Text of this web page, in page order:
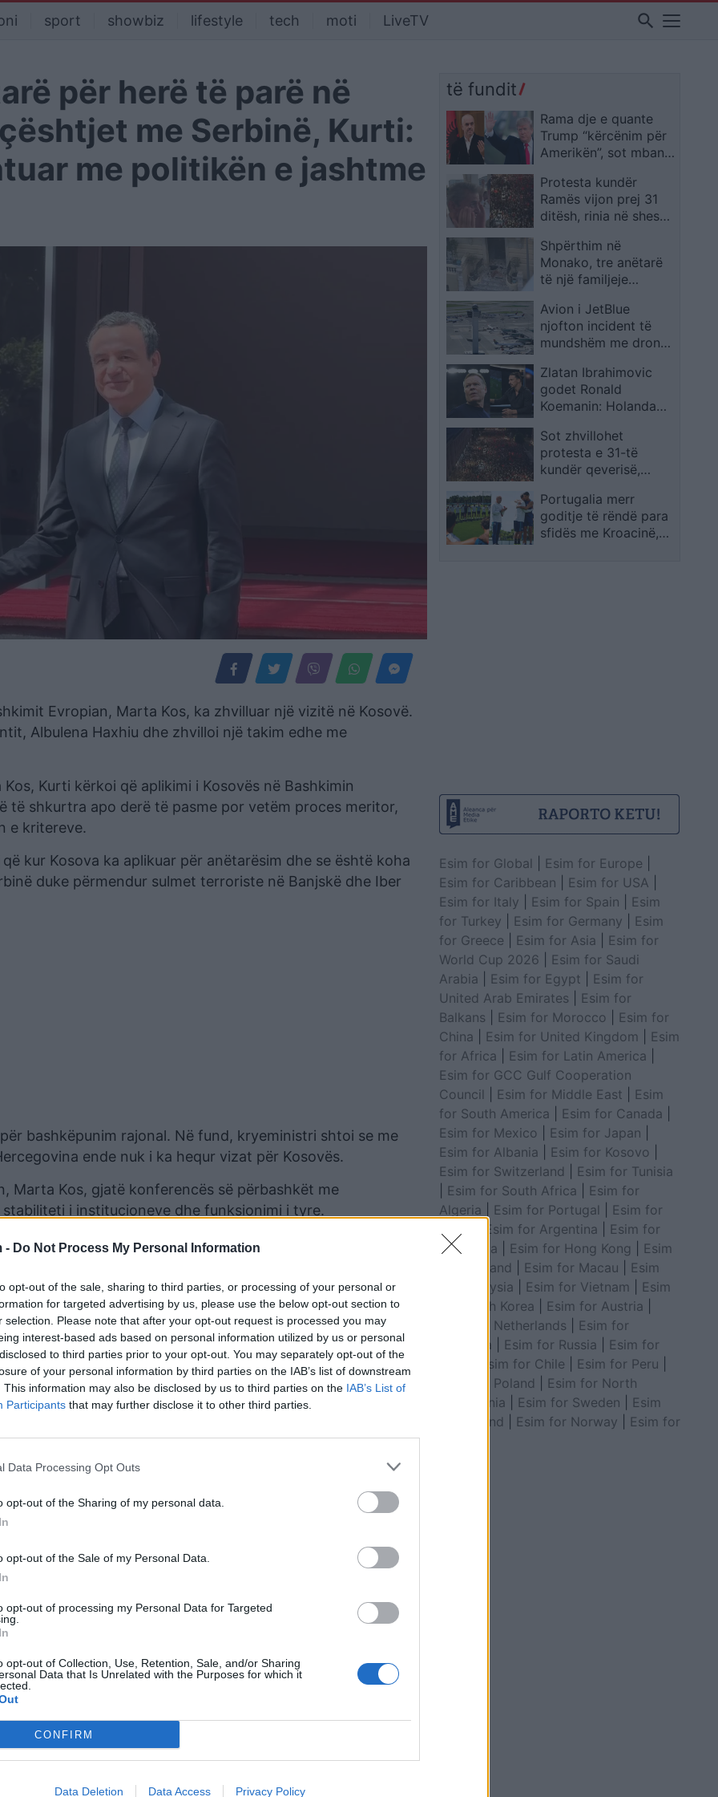
- Do Not Process My Personal Information
opt-out of the sale, sharing to third parties, or processing of your personal or
for targeted advertising by us, please use the below opt-out section to
selection. Please note that after your opt-out request is processed you may
interest-based ads based on personal information utilized by us or personal
to third parties prior to your opt-out. You may separately opt-out of the
of your personal information by third parties on the IAB’s list of downstream
This information may also be disclosed by us to third parties on the IAB’s List of
Participants that may further disclose it to other third parties.
Data Processing Opt Outs
opt-out of the Sharing of my personal data.
opt-out of the Sale of my Personal Data.
opt-out of processing my Personal Data for Targeted
opt-out of Collection, Use, Retention, Sale, and/or Sharing
Data that Is Unrelated with the Purposes for which it
CONFIRM
Data Deletion Data Access Privacy Policy
sport showbiz lifestyle tech moti LiveTV search
për herë të parë në
me Serbinë, Kurti:
me politikën e jashtme
Evropian, Marta Kos, ka zhvilluar një vizitë në Kosovë.
Albulena Haxhiu dhe zhvilloi një takim edhe me
Kurti kërkoi që aplikimi i Kosovës në Bashkimin
të shkurtra apo derë të pasme por vetëm proces meritor,
e kritereve.
kur Kosova ka aplikuar për anëtarësim dhe se është koha
duke përmendur sulmet terroriste në Banjskë dhe Iber
bashkëpunim rajonal. Në fund, kryeministri shtoi se me
ende nuk i ka hequr vizat për Kosovës.
Marta Kos, gjatë konferencës së përbashkët me
i institucioneve dhe funksionimi i tyre.
të BE është një mbështetje e rëndësishme për
në të ardhmen europiane të Kosovës.
kur ajo e mori detyrën në Komisionin Evropian, më 1
shtetet e tjera të përfshira në procesin e zgjerimit të
ashtu edhe në Partneritetin Lindor, disa prej tyre edhe më
will close the first three
për Zgjerim e Bashkimit
të Martë” për të gjithë
duke u shprehur se
të mbyllë tre kapitujt e parë
të fundit
Rama dje e quante
Trump “kërcënim për
Amerikën”, sot mban
protestave 31-ditore
Protesta kundër
Ramës vijon prej 31
ditësh, rinia në shesh
shpërthen në lot teksa
i mbështet
Shpërthim në
Monako, tre anëtarë
të një familjeje
plagosur; autoritetet
verifikojnë pistën
terroriste
Avion i JetBlue
njofton incident të
mundshëm me dron
në JFK
Zlatan Ibrahimovic
godet Ronald
Koemanin: Holanda
identitetin e saj
Sot zhvillohet
protesta e 31-të
kundër qeverisë,
largimin e
panegociueshëm të
Edi Ramës
Portugalia merr
goditje të rëndë para
sfidës me Kroacinë,
Esim for Global Esim for Europe
Esim for Caribbean
Esim for USA
Esim for Italy
Esim for Spain
Esim
for Turkey
Esim for Germany
Esim
for Greece
Esim for Asia
Esim for
World Cup 2026
Esim for Saudi
Arabia
Esim for Egypt
Esim for
United Arab Emirates
Esim for
Balkans
Esim for Morocco
Esim for
China
Esim for United Kingdom
Esim
for Africa
Esim for Latin America
Esim for GCC Gulf Cooperation
Council
Esim for Middle East
Esim
for South America
Esim for Canada
Esim for Mexico
Esim for Japan
Esim for Albania
Esim for Kosovo
Esim for Switzerland
Esim for Tunisia
Esim for South Africa
Esim for
Algeria
Esim for Portugal
Esim for
Esim for Argentina
Esim for
Colombia
Esim for Hong Kong
Esim
for Thailand
Esim for Macau
Esim
for Malaysia
Esim for Vietnam
Esim
for South Korea
Esim for Austria
Esim for Netherlands
Esim for
Australia
Esim for Russia
Esim for
Esim for Chile Esim for Peru
Esim for Poland
Esim for North
Macedonia
Esim for Sweden
Esim
for Finland
Esim for Norway
Esim for